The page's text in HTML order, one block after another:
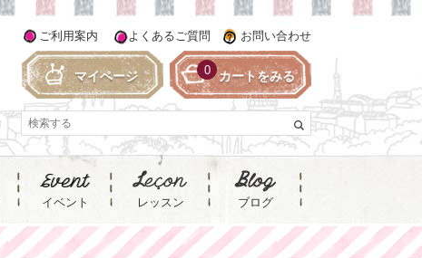
イベント レッスン ブログ
ご利用案内 よくあるご質問 お問い合わせ
マイページ カートをみる
0